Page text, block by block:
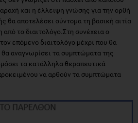
και η έλλειψη γνώσης για την ορθή
θα αποτελέσει σύντομα τη βασική αιτία
το διαιτολόγο.Στη συνέχεια ο
επόμενο διαιτολόγο μέχρι που θα
αναγνωρίσει τα συμπτώματα της
τα κατάλληλα θεραπευτικά
να αρθούν τα συμπτώματα